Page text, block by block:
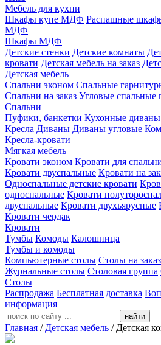
Мебель для кухни
Шкафы купе МДФ Распашные
МДФ
Шкафы МДФ
Детские стенки Детские комнаты
кровати Детская мебель на заказ
Детская мебель
Спальни эконом Спальные
Спальни на заказ Угловые спальные
Спальни
Пуфики, банкетки Кухонные диваны
Кресла Диваны Диваны угловые
Кресла-кровати
Мягкая мебель
Кровати эконом Кровати для
Кровати двуспальные Кровати на
Односпальные детские кровати
односпальные Кровати
двуспальные Кровати двухъярусные
Кровати чердак
Кровати
Тумбы Комоды Калошница
Тумбы и комоды
Компьютерные столы Столы на заказ
Журнальные столы Столовая группа
Столы
Распродажа Бесплатная доставка
информация
найти
Главная / Детская мебель / Детская